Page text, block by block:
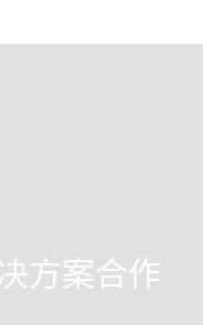
方案合作